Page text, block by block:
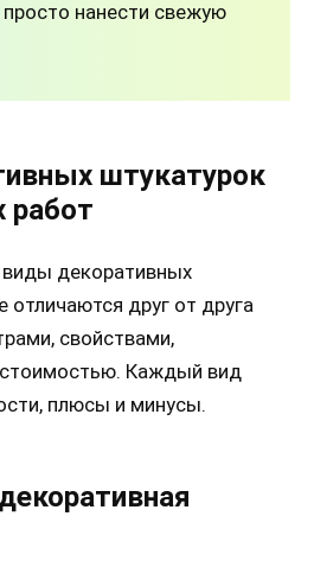
нанести свежую
штукатурок
работ
декоративных
отличаются друг от друга
свойствами,
стоимостью. Каждый вид
плюсы и минусы.